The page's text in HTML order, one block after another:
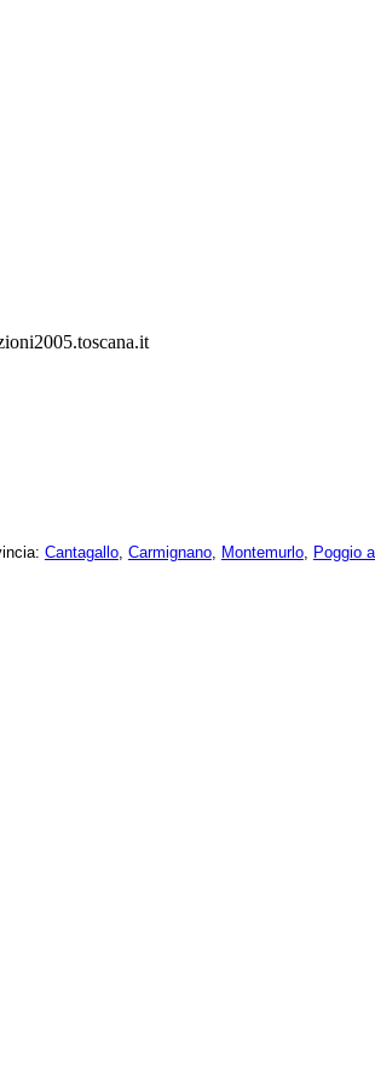
Cantagallo, Carmignano, Montemurlo, Poggio